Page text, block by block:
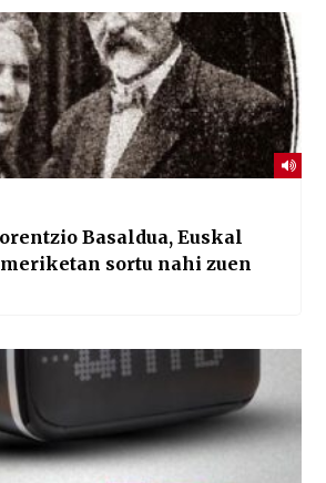
Basaldua, Euskal
sortu nahi zuen